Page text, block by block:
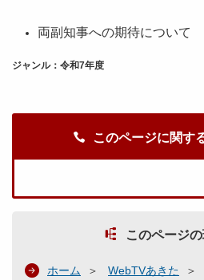
両副知事への期待につ
ジャンル：令和7年度
このページに関す
このページ
ホーム WebTVあきた